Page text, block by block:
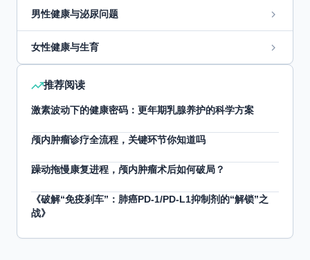
男性健康与泌尿问题
女性健康与生育
推荐阅读
激素波动下的健康密码：更年期乳腺养护的科学方案
颅内肿瘤诊疗全流程，关键环节你知道吗
躁动拖慢康复进程，颅内肿瘤术后如何破局？
《破解“免疫刹车”：肺癌PD-1/PD-L1抑制剂的“解锁”之
战》